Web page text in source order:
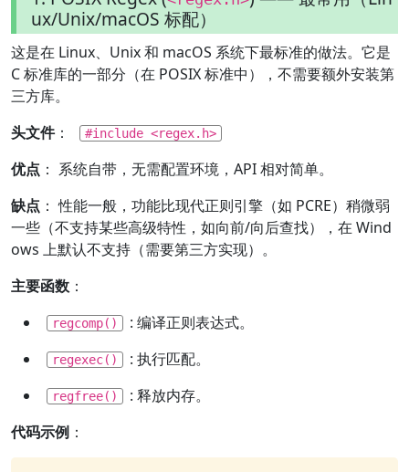
ux/Unix/macOS 标配）
这是在 Linux、Unix 和 macOS 系统下最标准的做法。它是
C 标准库的一部分（在 POSIX 标准中），不需要额外安装第
三方库。
头文件： #include <regex.h>
优点 ： 系统自带，无需配置环境，API 相对简单。
缺点 ： 性能一般，功能比现代正则引擎（如 PCRE）稍微弱
一些（不支持某些高级特性，如向前/向后查找），在 Wind
ows 上默认不支持（需要第三方实现）。
主要函数 ：
regcomp() : 编译正则表达式。
regexec() : 执行匹配。
regfree()
: 释放内存。
代码示例 ：